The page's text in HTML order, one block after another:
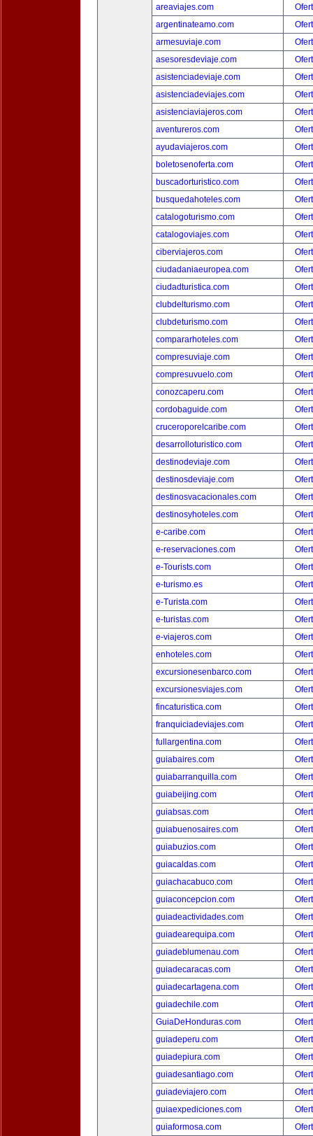
areaviajes.com
argentinateamo.com
armesuviaje.com
asesoresdeviaje.com
asistenciadeviaje.com
asistenciadeviajes.com
asistenciaviajeros.com
aventureros.com
ayudaviajeros.com
boletosenoferta.com
buscadorturistico.com
busquedahoteles.com
catalogoturismo.com
catalogoviajes.com
ciberviajeros.com
ciudadaniaeuropea.com
ciudadturistica.com
clubdelturismo.com
clubdeturismo.com
compararhoteles.com
compresuviaje.com
compresuvuelo.com
conozcaperu.com
cordobaguide.com
cruceroporelcaribe.com
desarrolloturistico.com
destinodeviaje.com
destinosdeviaje.com
destinosvacacionales.com
destinosyhoteles.com
e-caribe.com
e-reservaciones.com
e-Tourists.com
e-turismo.es
e-Turista.com
e-turistas.com
e-viajeros.com
enhoteles.com
excursionesenbarco.com
excursionesviajes.com
fincaturistica.com
franquiciadeviajes.com
fullargentina.com
guiabaires.com
guiabarranquilla.com
guiabeijing.com
guiabsas.com
guiabuenosaires.com
guiabuzios.com
guiacaldas.com
guiachacabuco.com
guiaconcepcion.com
guiadeactividades.com
guiadearequipa.com
guiadeblumenau.com
guiadecaracas.com
guiadecartagena.com
guiadechile.com
GuiaDeHonduras.com
guiadeperu.com
guiadepiura.com
guiadesantiago.com
guiadeviajero.com
guiaexpediciones.com
guiaformosa.com